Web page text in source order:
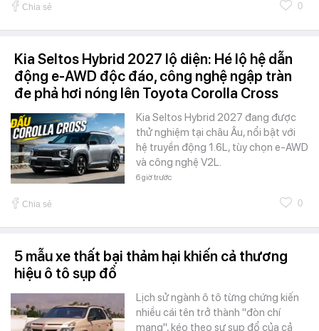
Chia sẻ 0
Kia Seltos Hybrid 2027 lộ diện: Hé lộ hệ dẫn
động e-AWD độc đáo, công nghệ ngập tràn
đe phả hơi nóng lên Toyota Corolla Cross
Kia Seltos Hybrid 2027 đang được
thử nghiệm tại châu Âu, nổi bật với
hệ truyền động 1.6L, tùy chọn e-AWD
và công nghệ V2L.
6 giờ trước
Chia sẻ 0
5 mẫu xe thất bại thảm hại khiến cả thương
hiệu ô tô sụp đổ
Lịch sử ngành ô tô từng chứng kiến
nhiều cái tên trở thành "đòn chí
mạng", kéo theo sự sụp đổ của cả